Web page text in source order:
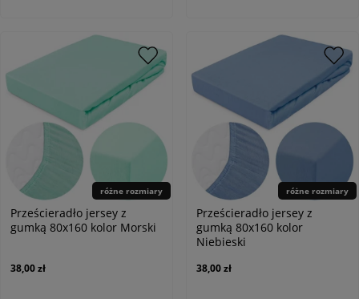
różne rozmiary
Prześcieradło jersey z
gumką 80x160 kolor Morski
38,00 zł
różne rozmiary
Prześcieradło jersey z
gumką 80x160 kolor
Niebieski
38,00 zł